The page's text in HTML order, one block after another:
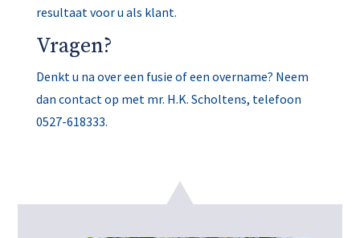
resultaat voor u als klant.
Vragen?
Denkt u na over een fusie of een overname? Neem
dan contact op met mr. H.K. Scholtens, telefoon
0527-618333.